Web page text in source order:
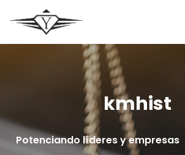
kmhist
Potenciando líderes y empresas